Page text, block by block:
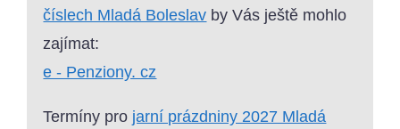
číslech Mladá Boleslav by Vás ještě mohlo
zajímat:
e - Penziony. cz
Termíny pro jarní prázdniny 2027 Mladá